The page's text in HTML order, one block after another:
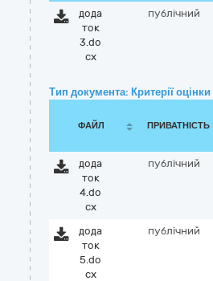
дода
ток
3.do
cx
публічний
Тип документа: Критерії оцінки
ФАЙЛ ПРИВАТНІСТЬ
дода
ток
4.do
cx
публічний
дода
ток
5.do
cx
публічний